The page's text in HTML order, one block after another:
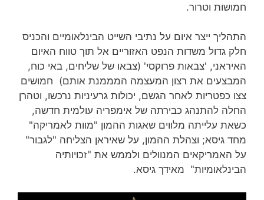
חמושות וטרור.
התהליך ייצר איום על נתיבי השייט הבינלאומיים והכניס
חלק גדול משדות הנפט האזוריים אל תוך טווח האיום
האיראני, 'צבאות פרוקסי' (צבאו של שליחים, באי כוח,
המבצעים את רצון המעצמה המממנת אותם) חמושים
צצו כפטריות לאחר הגשם, יכולות גרעיניות נרכשו, וטהרן
החלה להתנהג כבירתה של אימפריה עולמית חדשה,
כשאת עלייתה מלווים שאגות ההמון "מוות לאמריקה"
מחד גיסא; וצהלת ההמון, על שאיראן הצליחה "לגבור"
על האמריקאים המנוולים ולממש את "זכויותיה
הבינלאומיות" מאידך גיסא.